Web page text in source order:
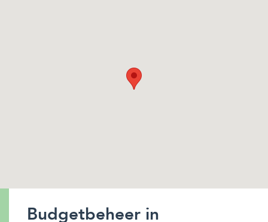
Budgetbeheer in